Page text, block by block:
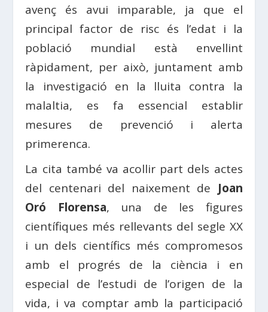
avenç és avui imparable, ja que el
principal factor de risc és l’edat i la
població mundial està envellint
ràpidament, per això, juntament amb
la investigació en la lluita contra la
malaltia, es fa essencial establir
mesures de prevenció i alerta
primerenca.
La cita també va acollir part dels actes
del centenari del naixement de Joan
Oró Florensa, una de les figures
científiques més rellevants del segle XX
i un dels científics més compromesos
amb el progrés de la ciència i en
especial de l’estudi de l’origen de la
vida, i va comptar amb la participació